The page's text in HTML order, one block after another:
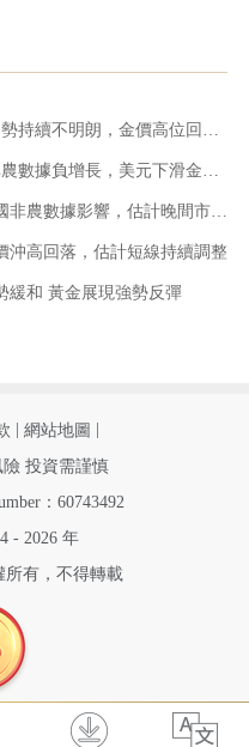
不明朗，金價高位回落整理
增長，美元下滑金價大幅上漲
據影響，估計晚間市場波動加劇
沖高回落，估計短線持續調整
緩和 黃金展現強勢反彈
網站地圖
投資需謹慎
：60743492
- 2026 年
所有，不得轉載